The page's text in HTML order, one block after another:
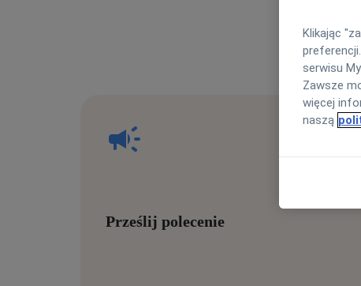
Prześlij polecenie
Klikając
serwisu
Zawsze
więcej
naszą